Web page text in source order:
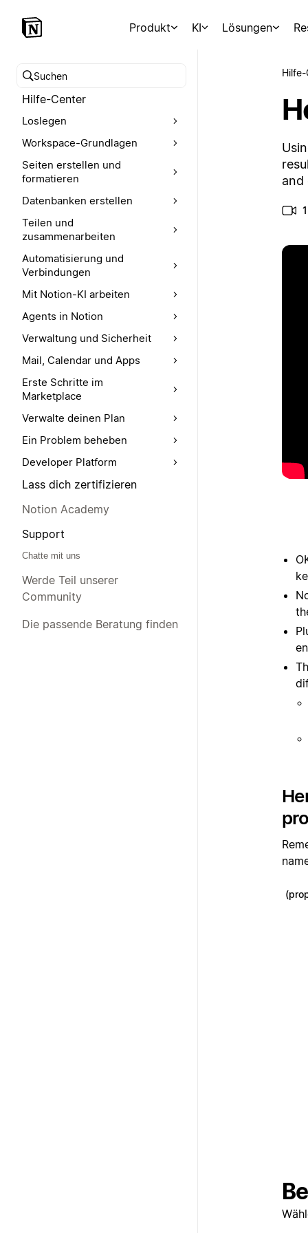
Produkt KI Lösungen
Hilfe-Center durchsuchen
Hilfe-Center
Loslegen
Workspace-Grundlagen
Seiten erstellen und
formatieren
Datenbanken erstellen
Teilen und
zusammenarbeiten
Automatisierung und
Verbindungen
Mit Notion-KI arbeiten
Agents in Notion
Verwaltung und Sicherheit
Mail, Calendar und Apps
Erste Schritte im
Marketplace
Verwalte deinen Plan
Ein Problem beheben
Developer Platform
Lass dich zertifizieren
Notion Academy
Support
Chatte mit uns
Werde Teil unserer
Community
Die passende Beratung finden
and